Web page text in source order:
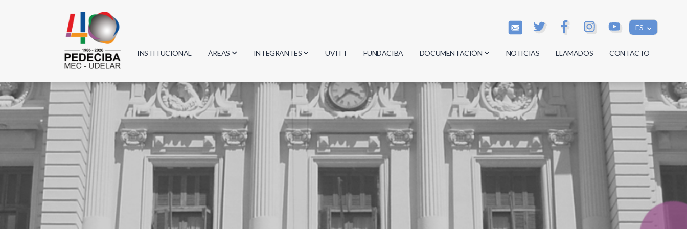
ES
INSTITUCIONAL ÁREAS
Biología
Física
Geociencias
Informática
Matemática
INTEGRANTES
Investigadores
Estudiantes
Egresados
UVITT FUNDACIBA DOCUMENTACIÓN
Actas
Reglamentos
Documentos
NOTICIAS LLAMADOS CONTACTO